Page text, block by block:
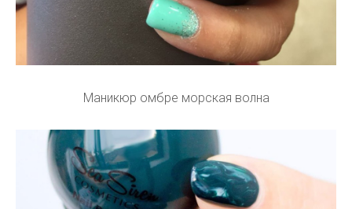
Маникюр омбре морская волна